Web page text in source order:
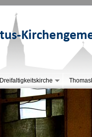
Dreifaltigkeitskirche